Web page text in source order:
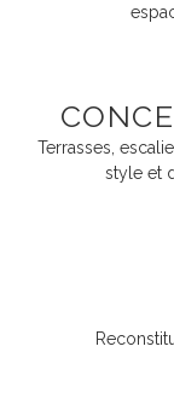
Terrasses,
style et